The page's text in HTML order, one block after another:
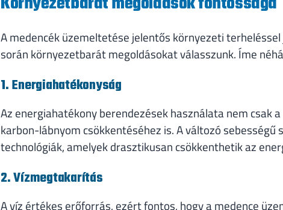
A medencék üzemeltetése jelentős környezeti
során környezetbarát megoldásokat válasszunk. Íme
1. Energiahatékonyság
Az energiahatékony berendezések használata nem csak
karbon-lábnyom csökkentéséhez is. A változó
technológiák, amelyek drasztikusan csökkenthetik az
2. Vízmegtakarítás
A víz értékes erőforrás, ezért fontos, hogy a medence